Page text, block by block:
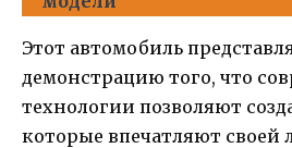
Этот автомобиль
демонстрацию того, что
технологии позволяют
которые впечатляют своей